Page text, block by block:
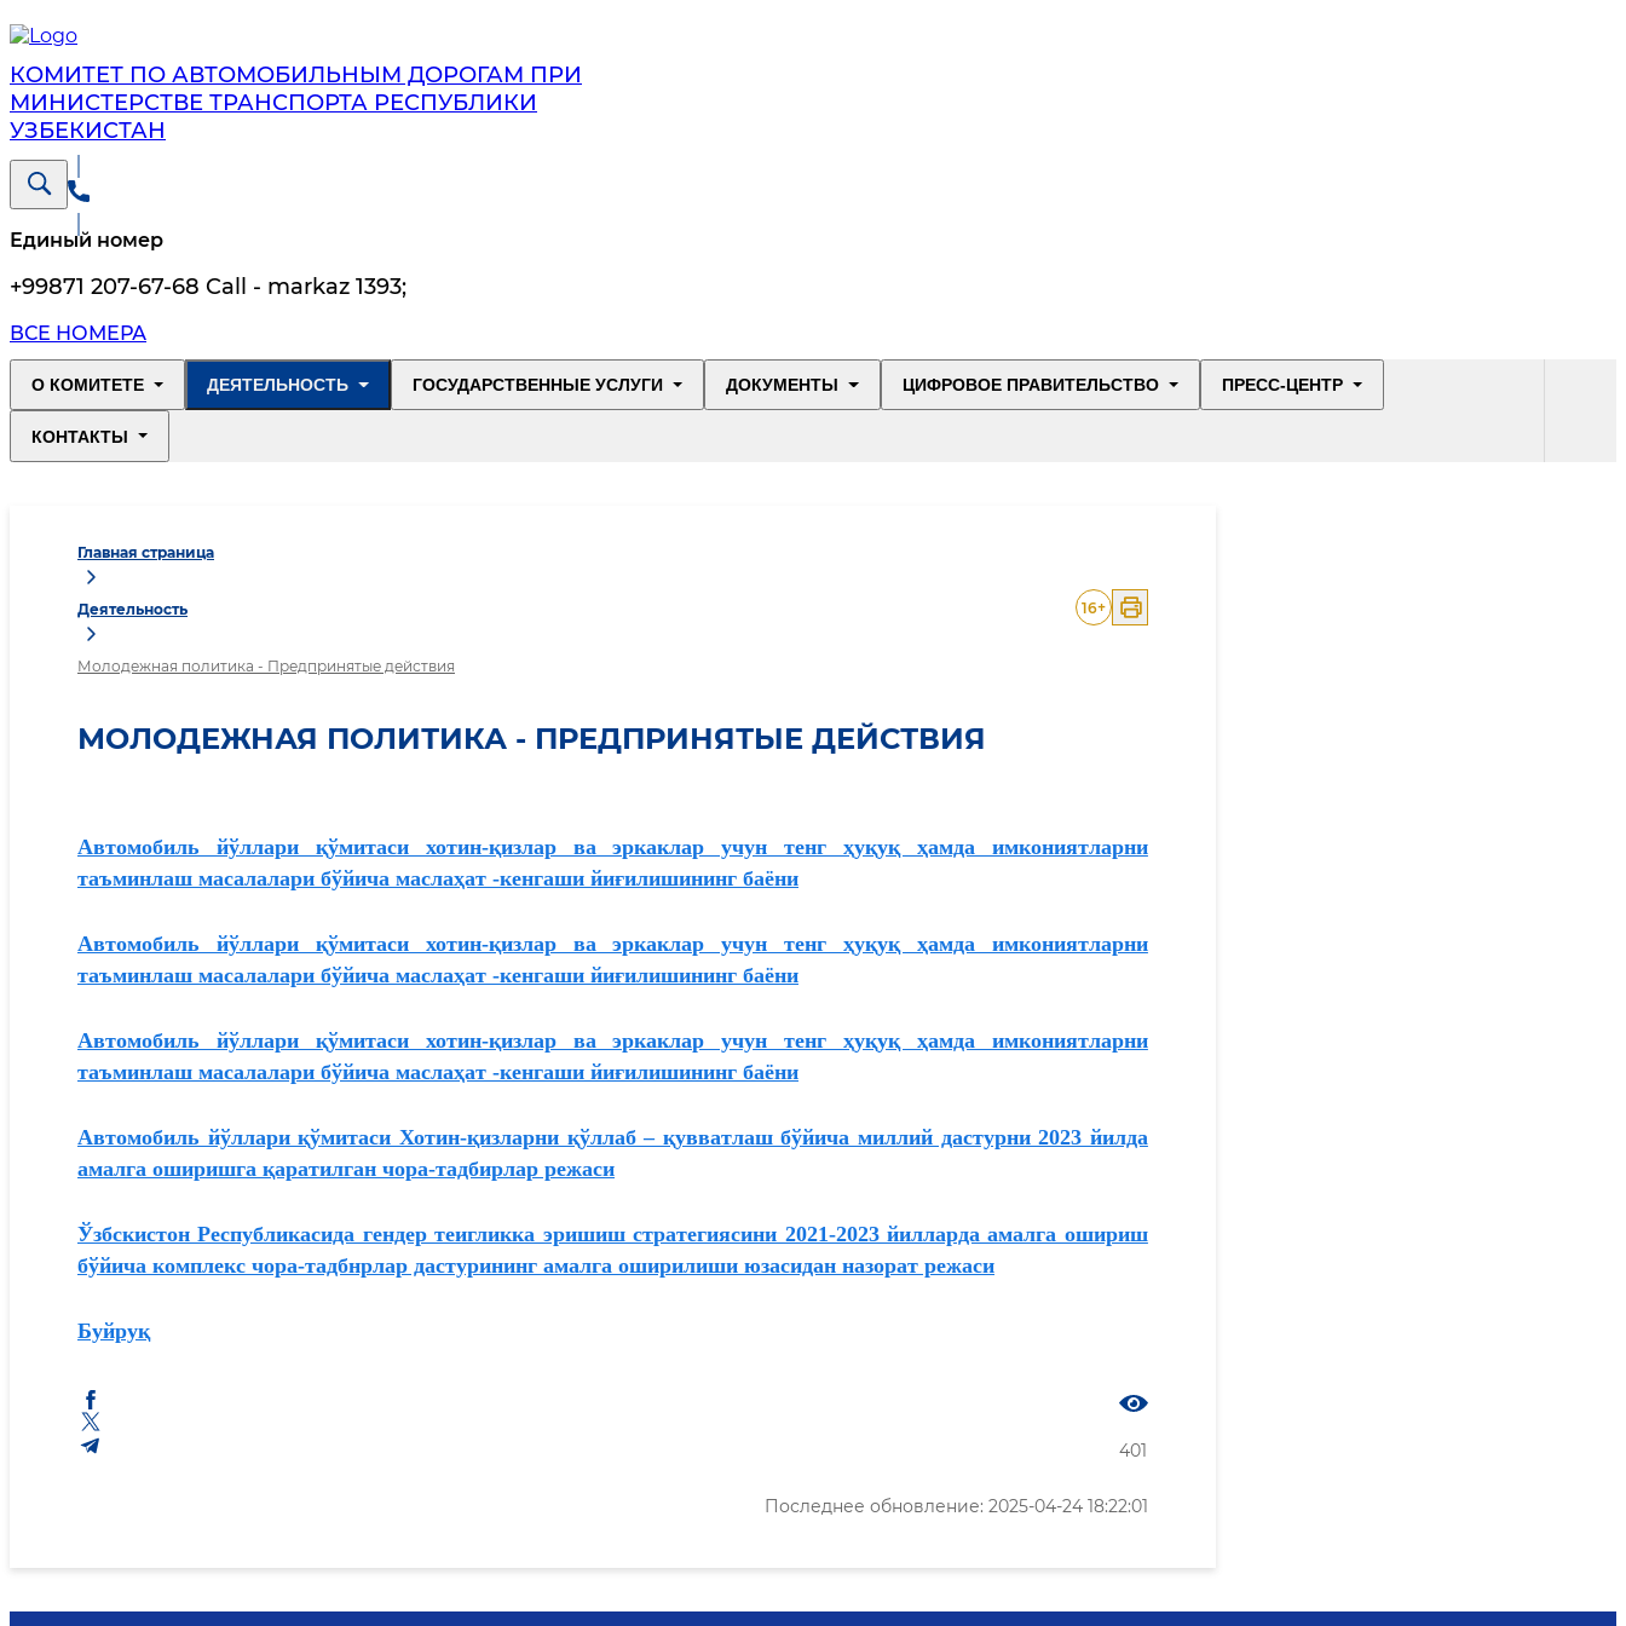
КОМИТЕТ ПО АВТОМОБИЛЬНЫМ ДОРОГАМ ПРИ
МИНИСТЕРСТВЕ ТРАНСПОРТА РЕСПУБЛИКИ
УЗБЕКИСТАН
Единый номер
+99871 207-67-68 Call - markaz 1393;
ВСЕ НОМЕРА
О КОМИТЕТЕ ДЕЯТЕЛЬНОСТЬ ГОСУДАРСТВЕННЫЕ УСЛУГИ ДОКУМЕНТЫ ЦИФРОВОЕ ПРАВИТЕЛЬСТВО ПРЕСС-ЦЕНТР
КОНТАКТЫ
Главная страница
Деятельность
Молодежная политика - Предпринятые действия
16+
МОЛОДЕЖНАЯ ПОЛИТИКА - ПРЕДПРИНЯТЫЕ ДЕЙСТВИЯ
Автомобиль йўллари қўмитаси хотин-қизлар ва эркаклар учун тенг ҳуқуқ ҳамда имкониятларни
таъминлаш масалалари бўйича маслаҳат -кенгаши йиғилишининг баёни
Автомобиль йўллари қўмитаси хотин-қизлар ва эркаклар учун тенг ҳуқуқ ҳамда имкониятларни
таъминлаш масалалари бўйича маслаҳат -кенгаши йиғилишининг баёни
Автомобиль йўллари қўмитаси хотин-қизлар ва эркаклар учун тенг ҳуқуқ ҳамда имкониятларни
таъминлаш масалалари бўйича маслаҳат -кенгаши йиғилишининг баёни
Автомобиль йўллари қўмитаси Хотин-қизларни қўллаб – қувватлаш бўйича миллий дастурни 2023 йилда
амалга оширишга қаратилган чора-тадбирлар режаси
Ўзбскистон Республикасида гендер теигликка эришиш стратегиясини 2021-2023 йилларда амалга ошириш
бўйича комплекс чора-тадбнрлар дастурининг амалга оширилиши юзасидан назорат режаси
Буйруқ
401
Последнее обновление: 2025-04-24 18:22:01